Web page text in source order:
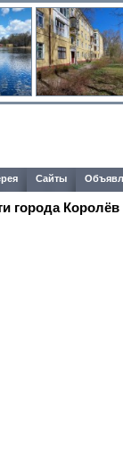
Сайты
города Королёв